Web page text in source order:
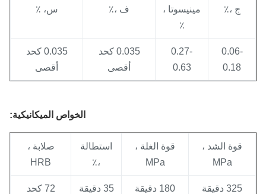
مينيسوتا ،
ف ،٪ س، ٪
0.06-
0.27-
0.035 كحد
أقصى
0.035 كحد
أقصى
الخواص الميكانيكية:
قوة الشد ،
MPa
قوة الغلة ،
MPa
استطالة
صلابة ،
HRB
72 كحد